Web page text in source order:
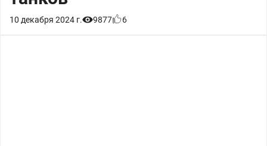
10 декабря 2024 г. 9877 6